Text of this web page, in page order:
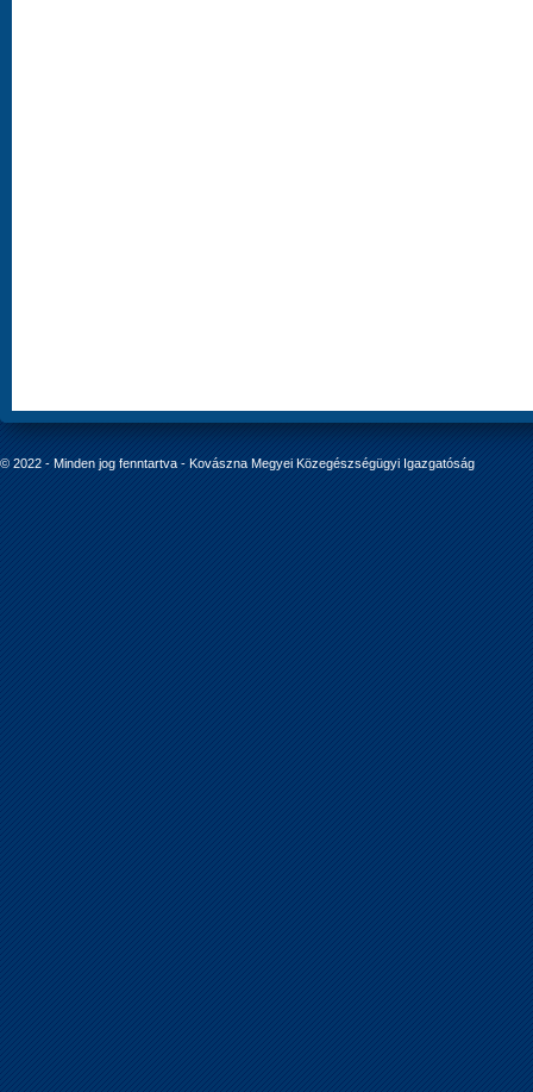
© 2022 - Minden jog fenntartva - Kovászna Megyei Közegészségügyi Igazgatóság